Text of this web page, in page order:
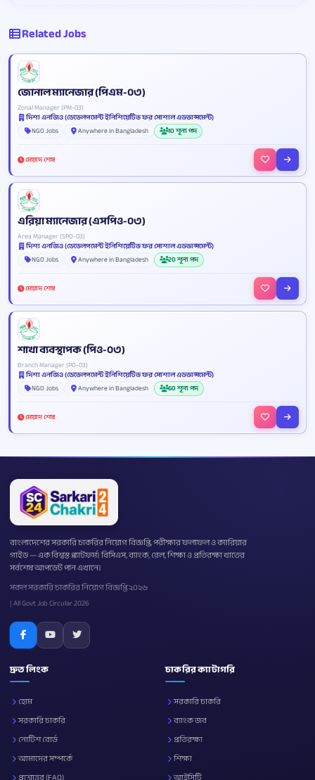
Related Jobs
জোনাল ম্যানেজার (পিএম-০৩)
Zonal Manager (PM-03)
দিশা এনজিও (ডেভেলপমেন্ট ইনিশিয়েটিভ ফর সোশাল এডভান্সমেন্ট)
NGO Jobs
Anywhere in Bangladesh 10 শূন্য পদ
মেয়াদ শেষ
এরিয়া ম্যানেজার (এসপিও-০৩)
Area Manager (SPO-03)
দিশা এনজিও (ডেভেলপমেন্ট ইনিশিয়েটিভ ফর সোশাল এডভান্সমেন্ট)
NGO Jobs
Anywhere in Bangladesh 20 শূন্য পদ
মেয়াদ শেষ
শাখা ব্যবস্থাপক (পিও-০৩)
Branch Manager (PO-03)
দিশা এনজিও (ডেভেলপমেন্ট ইনিশিয়েটিভ ফর সোশাল এডভান্সমেন্ট)
NGO Jobs
Anywhere in Bangladesh 60 শূন্য পদ
মেয়াদ শেষ
বাংলাদেশের সরকারি চাকরির নিয়োগ বিজ্ঞপ্তি, পরীক্ষার ফলাফল ও ক্যারিয়ার
গাইড — এক বিশ্বস্ত প্ল্যাটফর্ম। বিসিএস, ব্যাংক, রেল, শিক্ষা ও প্রতিরক্ষা খাতের
সর্বশেষ আপডেট পান এখানে।
সকল সরকারি চাকরির নিয়োগ বিজ্ঞপ্তি ২০২৬
| All Govt Job Circular 2026
দ্রুত লিংক
হোম
সরকারি চাকরি
নোটিশ বোর্ড
আমাদের সম্পর্কে
চাকরির ক্যাটাগরি
সরকারি চাকরি
ব্যাংক জব
প্রতিরক্ষা
শিক্ষা